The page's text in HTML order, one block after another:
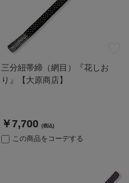
三分紐帯締（網目）『花しお
り』【大原商店】
￥7,700 (税込)
この商品をコーデする